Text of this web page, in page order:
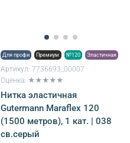
Для профи Премиум №120 Эластичная
Артикул: 7736693_00007
Оценка: ★★★★★
Нитка эластичная
Gutermann Maraflex 120
(1500 метров), 1 кат. | 038
св.серый